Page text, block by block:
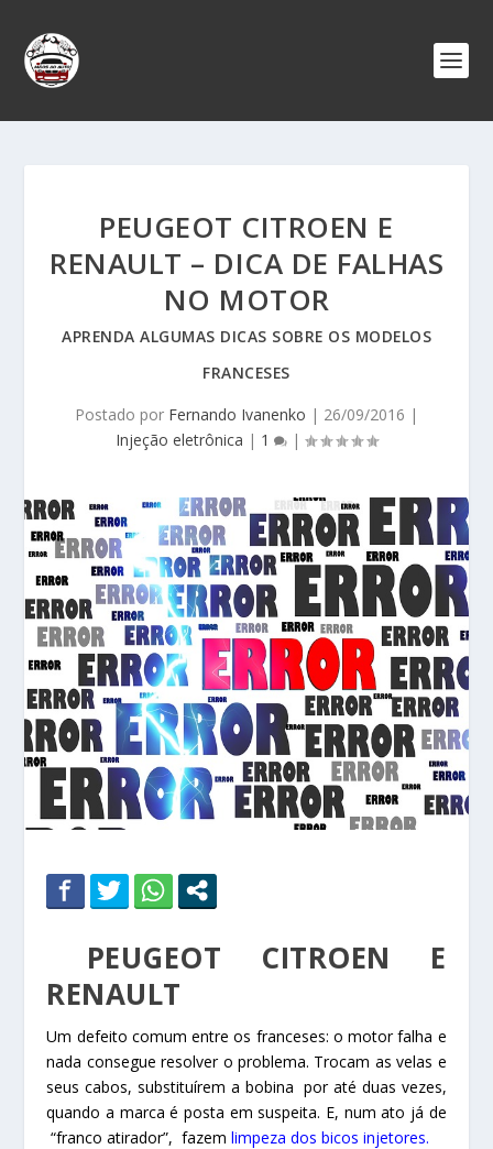
PEUGEOT CITROEN E
RENAULT – DICA DE FALHAS
NO MOTOR
APRENDA ALGUMAS DICAS SOBRE OS MODELOS
FRANCESES
Postado por Fernando Ivanenko | 26/09/2016 |
Injeção eletrônica | 1 |
PEUGEOT CITROEN E
RENAULT
Um defeito comum entre os franceses: o motor falha e
nada consegue resolver o problema. Trocam as velas e
seus cabos, substituírem a bobina por até duas vezes,
quando a marca é posta em suspeita. E, num ato já de
“franco atirador”, fazem limpeza dos bicos injetores.